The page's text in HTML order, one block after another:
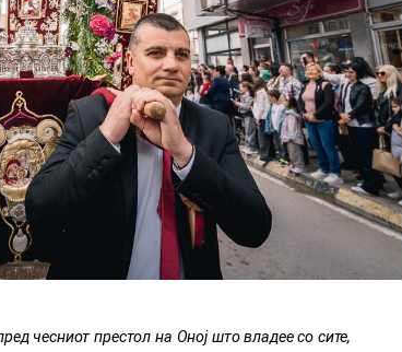
чесниот престол на Оној што владее со сите,